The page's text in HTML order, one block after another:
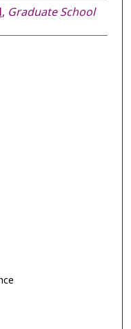
, Graduate School